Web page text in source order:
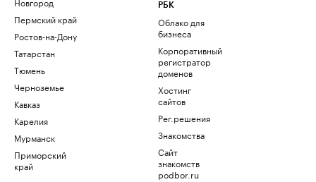
Пермский край
Ростов-на-Дону
Татарстан
Тюмень
Черноземье
Кавказ
Карелия
Мурманск
Приморский
край
РБК
Облако для
бизнеса
Корпоративный
регистратор
доменов
Хостинг
сайтов
Рег.решения
Знакомства
Сайт
знакомств
podbor.ru